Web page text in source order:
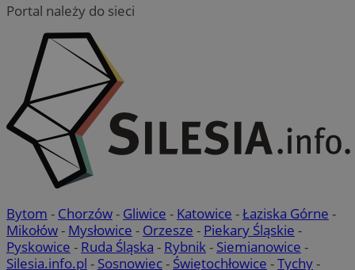
Portal należy do sieci
Bytom - Chorzów- Gliwice - Katowice -Łaziska Górne -
Mikołów- Mysłowice - Orzesze - Piekary Śląskie -
Pyskowice - Ruda Śląska - Rybnik- Siemianowice -
Silesia.info.pl - Sosnowiec- Świętochłowice -Tychy-